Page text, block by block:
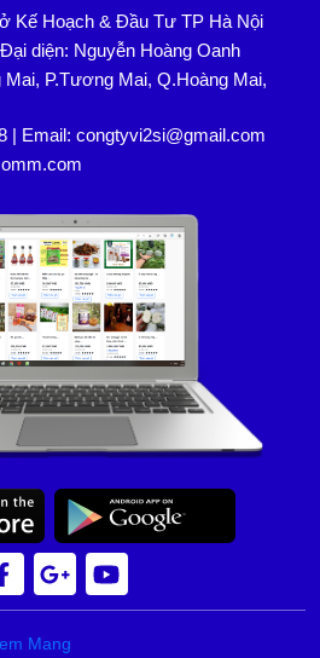
Kế Hoạch & Đầu Tư TP Hà Nội
diện: Nguyễn Hoàng Oanh
P.Tương Mai, Q.Hoàng Mai,
| Email: congtyvi2si@gmail.com